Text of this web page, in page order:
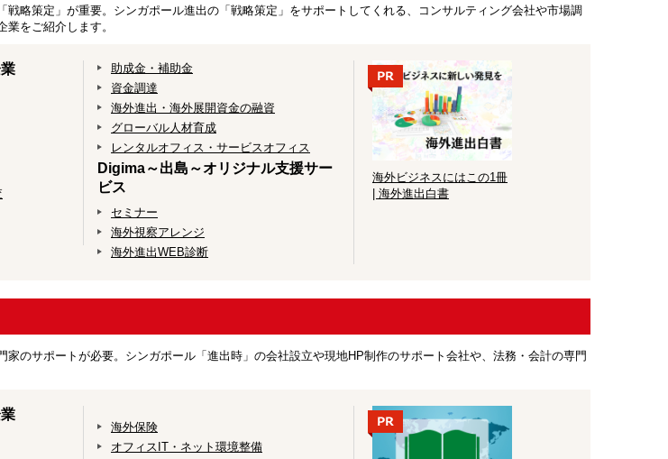
戦略策定」が重要。シンガポール進出の「戦略策定」をサポートしてくれる、コンサルティング会社や市場調
をご紹介します。
助成金・補助金
資金調達
海外進出・海外展開資金の融資
グローバル人材育成
レンタルオフィス・サービスオフィス
Digima～出島～オリジナル支援サー
ビス
セミナー
海外視察アレンジ
海外進出WEB診断
海外ビジネスにはこの1冊
| 海外進出白書
家のサポートが必要。シンガポール「進出時」の会社設立や現地HP制作のサポート会社や、法務・会計の専門
海外保険
オフィスIT・ネット環境整備